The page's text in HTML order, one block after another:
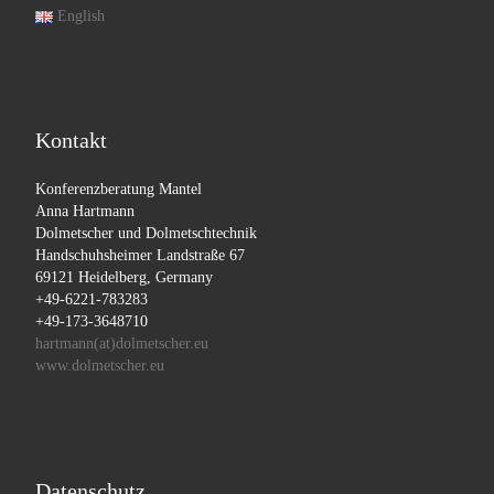
English
Kontakt
Konferenzberatung Mantel
Anna Hartmann
Dolmetscher und Dolmetschtechnik
Handschuhsheimer Landstraße 67
69121 Heidelberg, Germany
+49-6221-783283
+49-173-3648710
hartmann(at)dolmetscher.eu
www.dolmetscher.eu